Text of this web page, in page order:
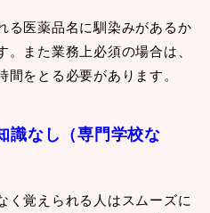
る医薬品名に馴染みがあるか
また業務上必須の場合は、
をとる必要があります。
なし（専門学校な
く覚えられる人はスムーズに